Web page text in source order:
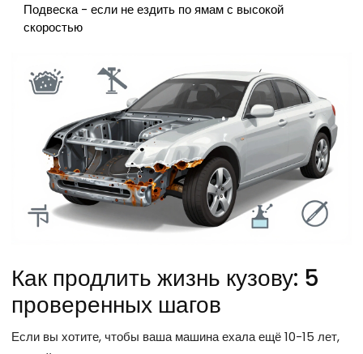
Подвеска - если не ездить по ямам с высокой
скоростью
Как продлить жизнь кузову: 5
проверенных шагов
Если вы хотите, чтобы ваша машина ехала ещё 10-15 лет,